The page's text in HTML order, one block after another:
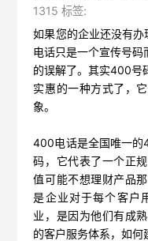
1315 标签:
如果您的企业还没有
电话只是一个宣传号
的误解了。其实400号
实惠的一种方式了，
象。
400电话是全国唯一的
码，它代表了一个正
值可能不想理财产品
是企业对于每个客户
业，是因为他们有成
的客户服务体系，如